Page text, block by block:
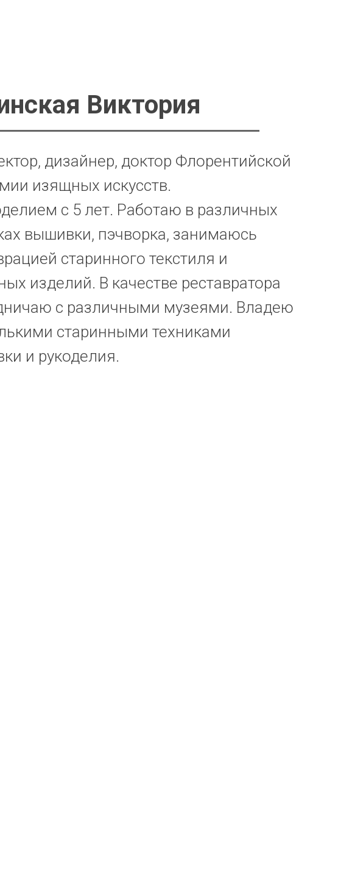
Виктория
дизайнер, доктор Флорентийской
изящных искусств.
с 5 лет. Работаю в различных
вышивки, пэчворка, занимаюсь
старинного текстиля и
изделий. В качестве реставратора
с различными музеями. Владею
старинными техниками
и рукоделия.